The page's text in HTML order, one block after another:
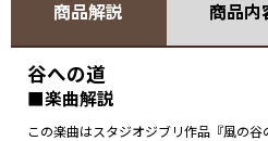
商品解説 商品内
谷への道
■楽曲解説
この楽曲はスタジオジブリ作品『風の